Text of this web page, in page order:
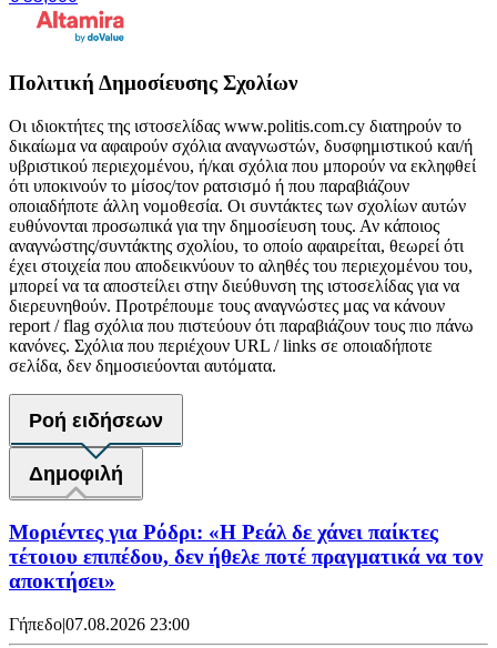
Πολιτική Δημοσίευσης Σχολίων
Οι ιδιοκτήτες της ιστοσελίδας www.politis.com.cy διατηρούν το
δικαίωμα να αφαιρούν σχόλια αναγνωστών, δυσφημιστικού και/ή
υβριστικού περιεχομένου, ή/και σχόλια που μπορούν να εκληφθεί
ότι υποκινούν το μίσος/τον ρατσισμό ή που παραβιάζουν
οποιαδήποτε άλλη νομοθεσία. Οι συντάκτες των σχολίων αυτών
ευθύνονται προσωπικά για την δημοσίευση τους. Αν κάποιος
αναγνώστης/συντάκτης σχολίου, το οποίο αφαιρείται, θεωρεί ότι
έχει στοιχεία που αποδεικνύουν το αληθές του περιεχομένου του,
μπορεί να τα αποστείλει στην διεύθυνση της ιστοσελίδας για να
διερευνηθούν. Προτρέπουμε τους αναγνώστες μας να κάνουν
report / flag σχόλια που πιστεύουν ότι παραβιάζουν τους πιο πάνω
κανόνες. Σχόλια που περιέχουν URL / links σε οποιαδήποτε
σελίδα, δεν δημοσιεύονται αυτόματα.
Ροή ειδήσεων
Δημοφιλή
Μοριέντες για Ρόδρι: «Η Ρεάλ δε χάνει παίκτες
τέτοιου επιπέδου, δεν ήθελε ποτέ πραγματικά να τον
αποκτήσει»
Γήπεδο|07.08.2026 23:00